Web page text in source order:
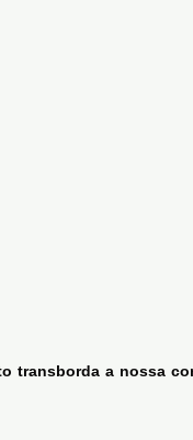
transborda a nossa